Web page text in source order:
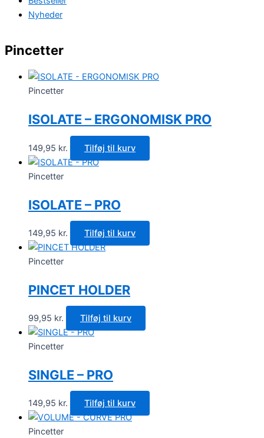
Nyheder
Pincetter
Pincetter
ISOLATE – ERGONOMISK PRO
149,95 kr. Tilføj til kurv
Pincetter
ISOLATE – PRO
149,95 kr. Tilføj til kurv
Pincetter
PINCET HOLDER
99,95 kr. Tilføj til kurv
Pincetter
SINGLE – PRO
149,95 kr. Tilføj til kurv
Pincetter